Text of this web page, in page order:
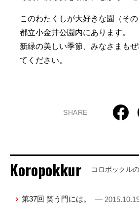
このわたくしが大好きな園（その
都立小金井公園内にあります。
新緑の美しい季節、みなさまも
てください。
SHARE
Koropokkur コロポックル
第37回 笑う門には。
—